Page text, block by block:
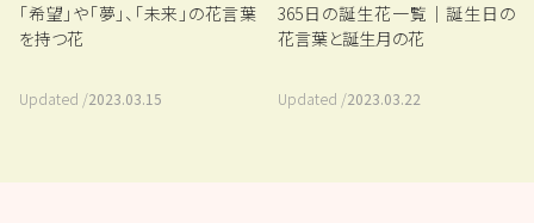
「希望」や「夢」、「未来」の花言葉
を持つ花
Updated /2023.03.15
365日の誕生花一覧｜誕生日の
花言葉と誕生月の花
Updated /2023.03.22